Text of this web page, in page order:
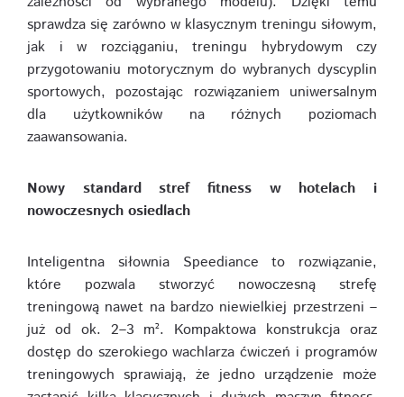
sprawdza się zarówno w klasycznym treningu siłowym,
jak i w rozciąganiu, treningu hybrydowym czy
przygotowaniu motorycznym do wybranych dyscyplin
sportowych, pozostając rozwiązaniem uniwersalnym
dla użytkowników na różnych poziomach
zaawansowania.
Nowy standard stref fitness w hotelach i
nowoczesnych osiedlach
Inteligentna siłownia Speediance to rozwiązanie,
które pozwala stworzyć nowoczesną strefę
treningową nawet na bardzo niewielkiej przestrzeni –
już od ok. 2–3 m². Kompaktowa konstrukcja oraz
dostęp do szerokiego wachlarza ćwiczeń i programów
treningowych sprawiają, że jedno urządzenie może